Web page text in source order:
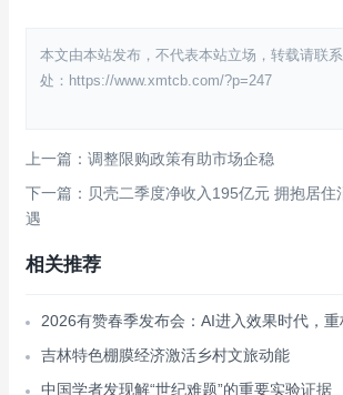
本文由本站发布，不代表本站立场，转载请联
处：https://www.xmtcb.com/?p=247
上一篇：调整限购政策有助市场企稳
下一篇：贝壳二季度净收入195亿元 拥抱居住
遇
相关推荐
2026有赞春季发布会：AI进入效果时代，
吉林特色棚膜经济激活乡村文旅动能
中国学者发现解“世纪难题”的重要实验证据